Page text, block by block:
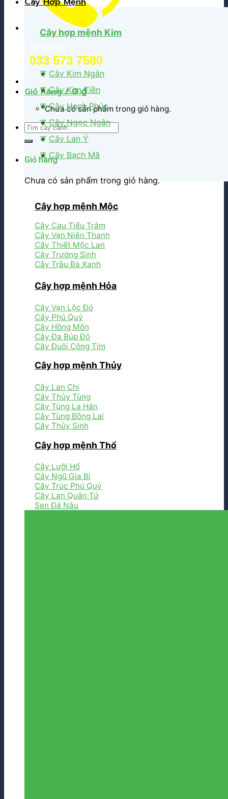
033 573 7580
Giỏ hàng /0₫
Chưa có sản phẩm trong giỏ hàng.
Tìm
kiếm:
Giỏ hàng
Chưa có sản phẩm trong giỏ hàng.
Cây hợp mệnh Kim
❦ Cây Kim Ngân
❦ Cây Kim Tiền
❦ Cây Hạnh Phúc
❦ Cây Ngọc Ngân
❦ Cây Lan Ý
❦ Cây Bạch Mã
Cây hợp mệnh Mộc
Cây Cau Tiểu Trâm
Cây Vạn Niên Thanh
Cây Thiết Mộc Lan
Cây Trường Sinh
Cây Trầu Bà Xanh
Cây hợp mệnh Hỏa
Cây Vạn Lộc Đỏ
Cây Phú Quý
Cây Hồng Môn
Cây Đa Búp Đỏ
Cây Đuôi Công Tím
Cây hợp mệnh Thủy
Cây Lan Chi
Cây Thủy Tùng
Cây Tùng La Hán
Cây Tùng Bồng Lai
Cây Thủy Sinh
Cây hợp mệnh Thổ
Cây Lưỡi Hổ
Cây Ngũ Gia Bì
Cây Trúc Phú Quý
Cây Lan Quân Tử
Sen Đá Nâu